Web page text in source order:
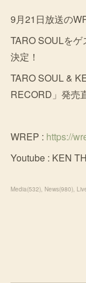
9月21日放送の
TARO SOULを
決定！
TARO SOUL &
RECORD」発売
WREP : https://
Youtube : KEN
Media(532) News(980)